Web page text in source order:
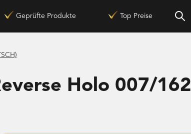
Geprüfte Produkte Top Preise
Holo 007/162